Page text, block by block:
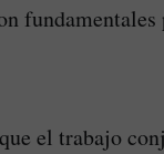
el trabajo